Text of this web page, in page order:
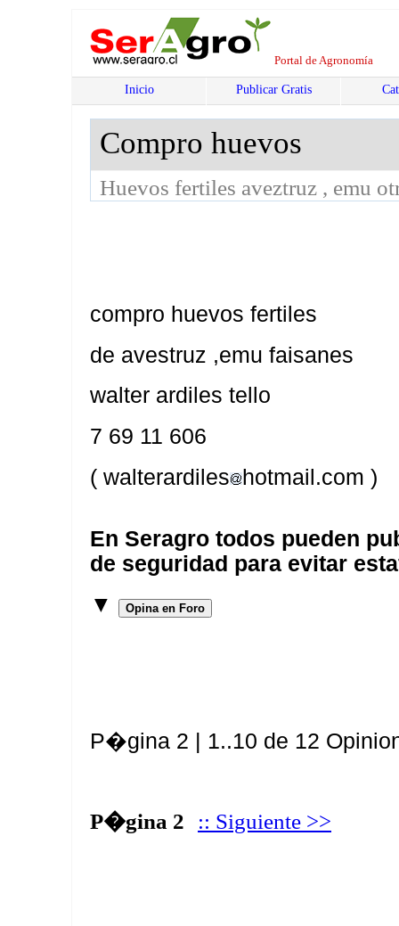
Portal de Agronomía
Inicio Publicar Gratis
Compro huevos
Huevos fertiles aveztruz , emu
compro huevos fertiles
de avestruz ,emu faisanes
walter ardiles tello
7 69 11 606
( walterardiles
hotmail.com )
En Seragro todos pueden
de seguridad para evitar
▼
Opina en Foro
P�gina 2 | 1..10 de 12
P�gina 2 :: Siguiente >>